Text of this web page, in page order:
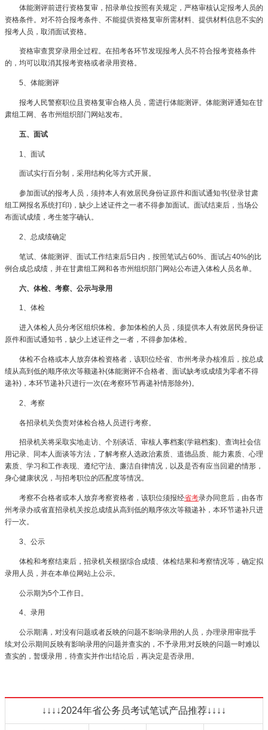
体能测评前进行资格复审，招录单位按照有关规定，严格审核认定报考人员的
资格条件。对不符合报考条件、不能提供资格复审所需材料、提供材料信息不实的
报考人员，取消面试资格。
资格审查贯穿录用全过程。在招考各环节发现报考人员不符合报考资格条件
的，均可以取消其报考资格或者录用资格。
5、体能测评
报考人民警察职位且资格复审合格人员，需进行体能测评。体能测评通知在甘
肃组工网、各市州组织部门网站发布。
五、面试
1、面试
面试实行百分制，采用结构化等方式开展。
参加面试的报考人员，须持本人有效居民身份证原件和面试通知书(登录甘肃
组工网报名系统打印)，缺少上述证件之一者不得参加面试。面试结束后，当场公
布面试成绩，考生签字确认。
2、总成绩确定
笔试、体能测评、面试工作结束后5日内，按照笔试占60%、面试占40%的比
例合成总成绩，并在甘肃组工网和各市州组织部门网站公布进入体检人员名单。
六、体检、考察、公示与录用
1、体检
进入体检人员分考区组织体检。参加体检的人员，须提供本人有效居民身份证
原件和面试通知书，缺少上述证件之一者，不得参加体检。
体检不合格或本人放弃体检资格者，该职位经省、市州考录办核准后，按总成
绩从高到低的顺序依次等额递补(体能测评不合格者、面试缺考或成绩为零者不得
递补)，本环节递补只进行一次(在考察环节再递补情形除外)。
2、考察
各招录机关负责对体检合格人员进行考察。
招录机关将采取实地走访、个别谈话、审核人事档案(学籍档案)、查询社会信
用记录、同本人面谈等方法，了解考察人选政治素质、道德品质、能力素质、心理
素质、学习和工作表现、遵纪守法、廉洁自律情况，以及是否有应当回避的情形，
身心健康状况，与招考职位的匹配度等情况。
考察不合格者或本人放弃考察资格者，该职位须报经省考录办同意后，由各市
州考录办或省直招录机关按总成绩从高到低的顺序依次等额递补，本环节递补只进
行一次。
3、公示
体检和考察结束后，招录机关根据综合成绩、体检结果和考察情况等，确定拟
录用人员，并在本单位网站上公示。
公示期为5个工作日。
4、录用
公示期满，对没有问题或者反映的问题不影响录用的人员，办理录用审批手
续;对公示期间反映有影响录用的问题并查实的，不予录用;对反映的问题一时难以
查实的，暂缓录用，待查实并作出结论后，再决定是否录用。
↓↓↓↓2024年省公务员考试笔试产品推荐↓↓↓↓